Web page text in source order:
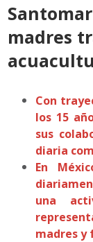
madres
Con
los 15
sus
diaria
En
una
madres y